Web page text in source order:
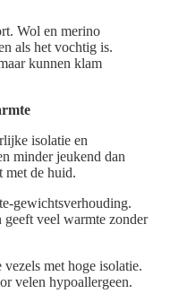
Wol en merino
als het vochtig is.
kunnen klam
isolatie en
minder jeukend dan
met de huid.
gewichtsverhouding.
veel warmte zonder
met hoge isolatie.
velen hypoallergeen.